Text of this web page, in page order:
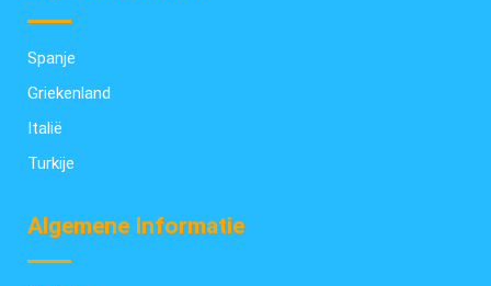
Spanje
Griekenland
Italië
Turkije
Algemene Informatie